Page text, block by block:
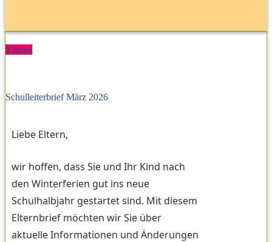
13März
Schulleiterbrief März 2026
Liebe Eltern,
wir hoffen, dass Sie und Ihr Kind nach
den Winterferien gut ins neue
Schulhalbjahr gestartet sind. Mit diesem
Elternbrief möchten wir Sie über
aktuelle Informationen und Änderungen